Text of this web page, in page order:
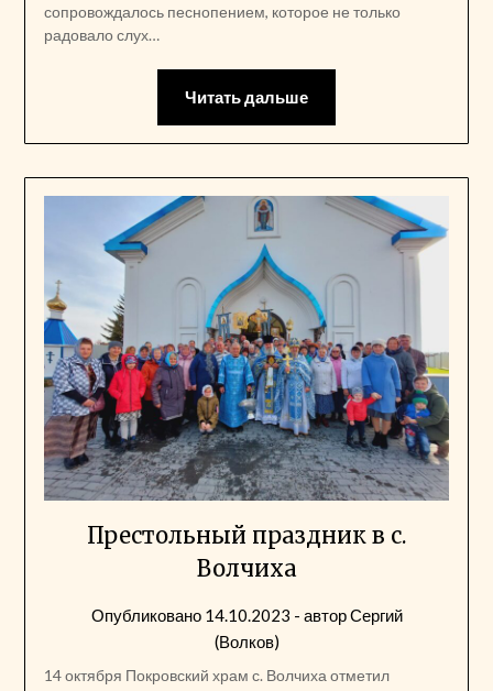
сопровождалось песнопением, которое не только
радовало слух…
Читать дальше
Престольный праздник в с.
Волчиха
Опубликовано 14.10.2023 - авторСергий
(Волков)
14 октября Покровский храм с. Волчиха отметил